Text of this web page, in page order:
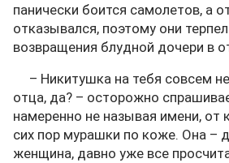
панически боится самолетов, а
отказывался, поэтому они
возвращения блудной дочери в
– Никитушка на тебя совсем
отца, да? – осторожно
намеренно не называя имени, от
сих пор мурашки по коже. Она –
женщина, давно уже все